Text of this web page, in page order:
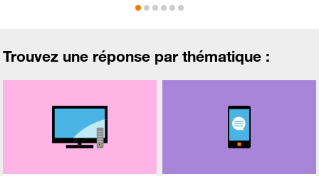
Trouvez une réponse par thématique :